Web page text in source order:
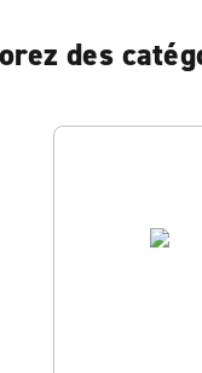
des